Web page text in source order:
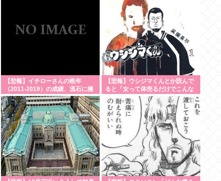
【悲報】イチローさんの晩年
（2011-2019）の成績、流石に擁
護できないwww
【悲報】ウシジマくんとか読んで
ると「女って体売るだけでこんな
簡単に数十万稼げんの？」と思う
んやが